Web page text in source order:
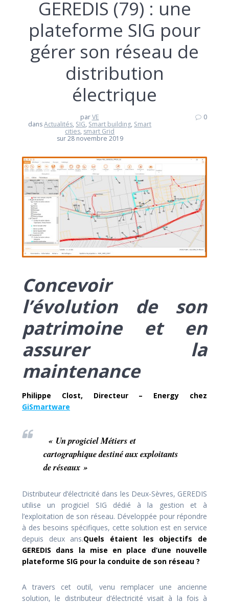
GEREDIS (79) : une
plateforme SIG pour
gérer son réseau de
distribution
électrique
parVE
dansActualités, SIG, Smart building, Smart
cities, smart Grid
sur 28 novembre 2019
0
Concevoir
l’évolution de son
patrimoine et en
assurer la
maintenance
Philippe Clost, Directeur – Energy chez
GiSmartware
« Un progiciel Métiers et
cartographique destiné aux exploitants
de réseaux »
Distributeur d’électricité dans les Deux-Sèvres, GEREDIS
utilise un progiciel SIG dédié à la gestion et à
l’exploitation de son réseau. Développée pour répondre
à des besoins spécifiques, cette solution est en service
depuis deux ans.Quels étaient les objectifs de
GEREDIS dans la mise en place d’une nouvelle
plateforme SIG pour la conduite de son réseau ?
A travers cet outil, venu remplacer une ancienne
solution, le distributeur d’électricité visait à la fois à